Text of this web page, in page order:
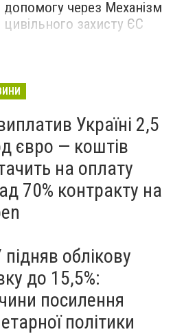
допомогу через Механізм
цивільного захисту ЄС
Україні 2,5
євро — коштів
на оплату
70% контракту на
облікову
до 15,5%:
посилення
політики